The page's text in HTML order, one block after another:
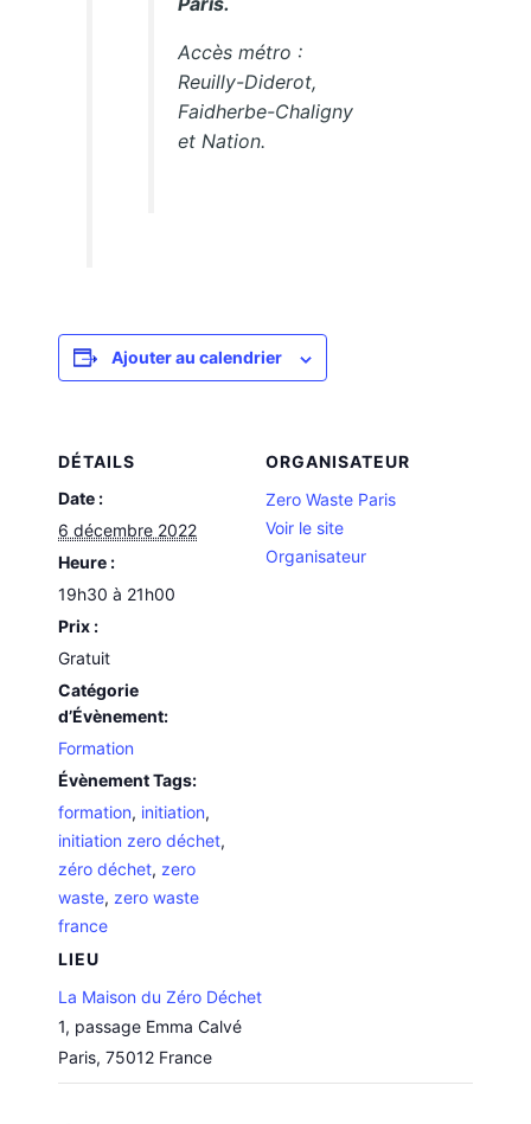
Accès métro :
Reuilly-Diderot,
Faidherbe-Chaligny
et Nation.
Ajouter au calendrier
DÉTAILS
Date :
6 décembre 2022
Heure :
19h30 à 21h00
Prix :
Gratuit
Catégorie
d’Évènement:
Formation
Évènement Tags:
formation, initiation,
initiation zero déchet,
zéro déchet, zero
waste, zero waste
france
LIEU
La Maison du Zéro Déchet
1, passage Emma Calvé
Paris, 75012 France
ORGANISATEUR
Zero Waste Paris
Voir le site
Organisateur